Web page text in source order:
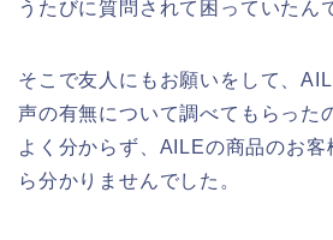
うたびに質問されて困っていたん
そこで友人にもお願いをして、
声の有無について調べてもらった
よく分からず、AILEの商品のお客
ら分かりませんでした。